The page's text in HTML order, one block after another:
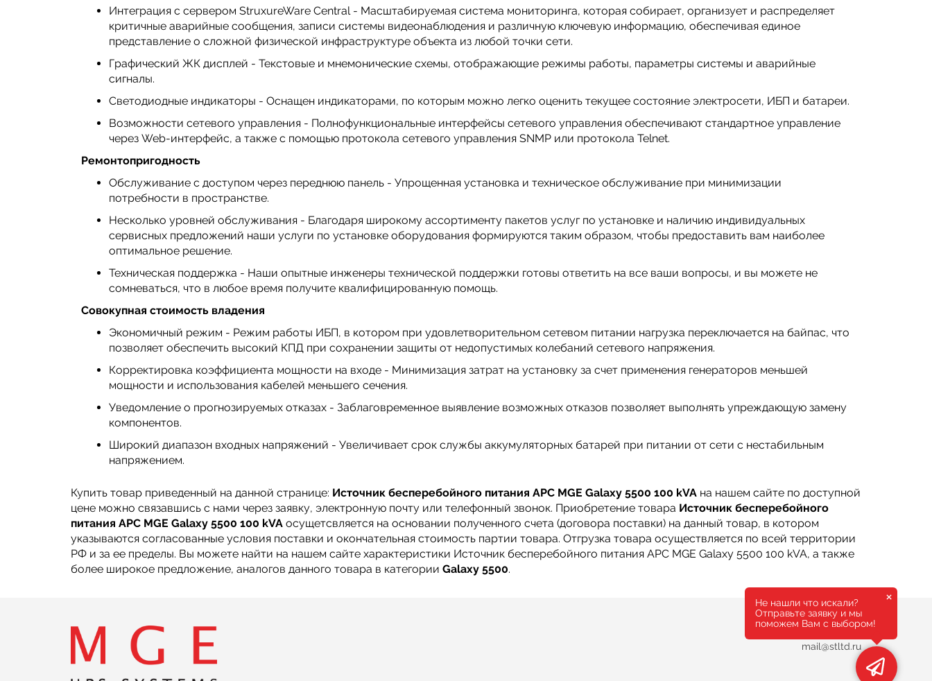
Интеграция с сервером StruxureWare Central - Масштабируемая система мониторинга, которая собирает, организует и распределяет
критичные аварийные сообщения, записи системы видеонаблюдения и различную ключевую информацию, обеспечивая единое
представление о сложной физической инфраструктуре объекта из любой точки сети.
Графический ЖК дисплей - Текстовые и мнемонические схемы, отображающие режимы работы, параметры системы и аварийные
сигналы.
Светодиодные индикаторы - Оснащен индикаторами, по которым можно легко оценить текущее состояние электросети, ИБП и батареи.
Возможности сетевого управления - Полнофункциональные интерфейсы сетевого управления обеспечивают стандартное управление
через Web-интерфейс, а также с помощью протокола сетевого управления SNMP или протокола Telnet.
Ремонтопригодность
Обслуживание с доступом через переднюю панель - Упрощенная установка и техническое обслуживание при минимизации
потребности в пространстве.
Несколько уровней обслуживания - Благодаря широкому ассортименту пакетов услуг по установке и наличию индивидуальных
сервисных предложений наши услуги по установке оборудования формируются таким образом, чтобы предоставить вам наиболее
оптимальное решение.
Техническая поддержка - Наши опытные инженеры технической поддержки готовы ответить на все ваши вопросы, и вы можете не
сомневаться, что в любое время получите квалифицированную помощь.
Совокупная стоимость владения
Экономичный режим - Режим работы ИБП, в котором при удовлетворительном сетевом питании нагрузка переключается на байпас, что
позволяет обеспечить высокий КПД при сохранении защиты от недопустимых колебаний сетевого напряжения.
Корректировка коэффициента мощности на входе - Минимизация затрат на установку за счет применения генераторов меньшей
мощности и использования кабелей меньшего сечения.
Уведомление о прогнозируемых отказах - Заблаговременное выявление возможных отказов позволяет выполнять упреждающую замену
компонентов.
Широкий диапазон входных напряжений - Увеличивает срок службы аккумуляторных батарей при питании от сети с нестабильным
напряжением.
Купить товар приведенный на данной странице: Источник бесперебойного питания APC MGE Galaxy 5500 100 kVA на нашем сайте по доступной
цене можно связавшись с нами через заявку, электронную почту или телефонный звонок. Приобретение товара Источник бесперебойного
питания APC MGE Galaxy 5500 100 kVA осущетсвляется на основании полученного счета (договора поставки) на данный товар, в котором
указываются согласованные условия поставки и окончательная стоимость партии товара. Отгрузка товара осуществляется по всей территории
РФ и за ее пределы. Вы можете найти на нашем сайте характеристики Источник бесперебойного питания APC MGE Galaxy 5500 100 kVA, а также
более широкое предложение, аналогов данного товара в категории Galaxy 5500.
8 800 555 93 62
mail@stltd.ru
Не нашли что искали?
Отправьте заявку и мы
поможем Вам с выбором!
×